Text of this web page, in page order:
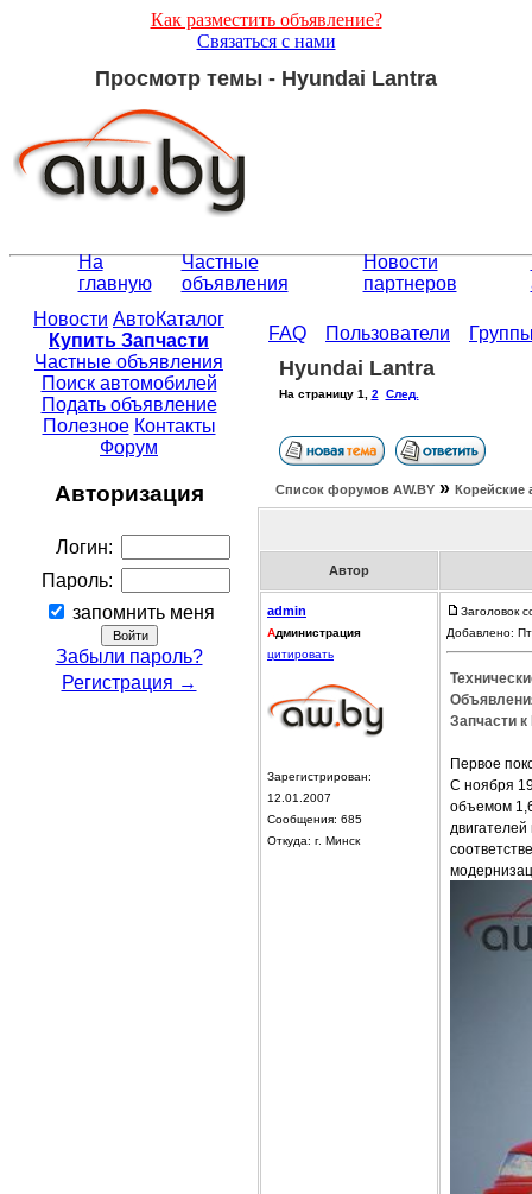
Как разместить объявление?
Связаться с нами
Просмотр темы - Hyundai Lantra
На
главную
Частные
объявления
Новости
партнеров
Новости АвтоКаталог
Купить Запчасти
Частные объявления
Поиск автомобилей
Подать объявление
Полезное Контакты
Форум
Авторизация
Логин:
Пароль:
запомнить меня
Забыли пароль?
Регистрация →
FAQ Пользователи
Hyundai Lantra
На страницу 1 2 След.
Список форумов АW.BY » Корейские
Автор
admin
Администрация
цитировать
Зарегистрирован:
12.01.2007
Сообщения: 685
Откуда: г. Минск
Заголовок
Добавлено:
Запчасти
Первое
С ноября
объемом